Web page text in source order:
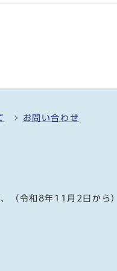
お問い合わせ
（令和8年11月2日から）